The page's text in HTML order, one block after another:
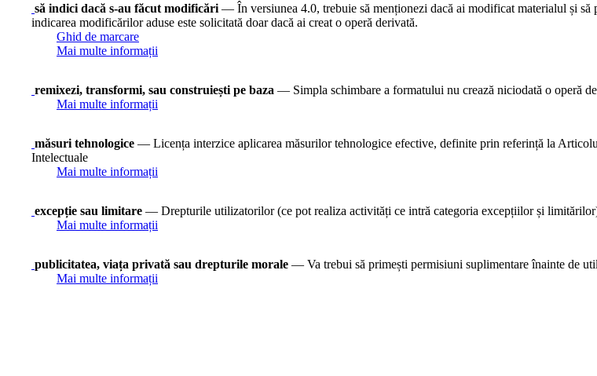
să indici dacă s-au făcut modificări — În versiunea 4.0, trebuie să menționezi dacă ai modificat materialul și
indicarea modificărilor aduse este solicitată doar dacă ai creat o operă derivată.
Ghid de marcare
Mai multe informații
remixezi, transformi, sau construiești pe baza — Simpla schimbare a formatului nu crează niciodată o operă
Mai multe informații
măsuri tehnologice — Licența interzice aplicarea măsurilor tehnologice efective, definite prin referință la
Intelectuale
Mai multe informații
excepție sau limitare — Drepturile utilizatorilor (ce pot realiza activități ce intră categoria excepțiilor și
Mai multe informații
publicitatea, viața privată sau drepturile morale — Va trebui să primești permisiuni suplimentare înainte de
Mai multe informații